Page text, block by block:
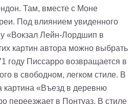
Там, вместе с Моне
Под влиянием увиденного
«Вокзал Лейн-Лордшип в
картин автора можно выбрать
году Писсарро возвращается в
в свободном, легком стиле. В
картина «Въезд в деревню
переезжает в Понтуаз. В стиле